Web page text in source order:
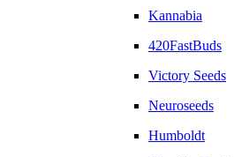
Kannabia
420FastBuds
Victory Seeds
Neuroseeds
Humboldt